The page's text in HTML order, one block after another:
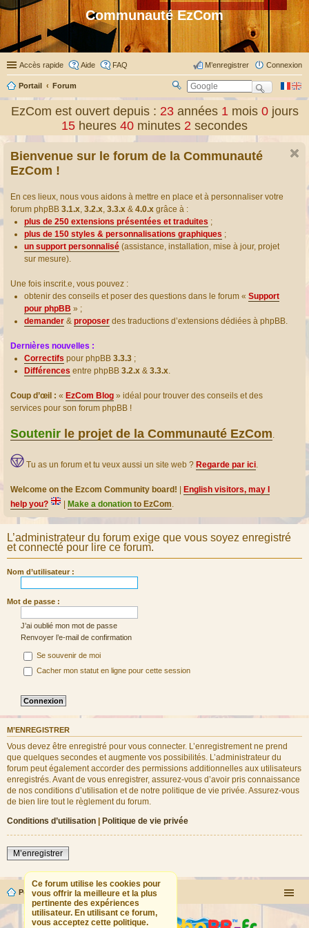
Communauté EzCom
Accès rapide Aide FAQ Connexion
M’enregistrer
Portail Forum
er
EzCom est ouvert depuis : 23 années1 mois0 jours
15 heures 40 minutes 2 secondes
Bienvenue sur le forum de la Communauté
EzCom !
En ces lieux, nous vous aidons à mettre en place et à personnaliser votre
forum phpBB 3.1.x, 3.2.x, 3.3.x & 4.0.x grâce à :
plus de 250 extensions présentées et traduites ;
plus de 150 styles & personnalisations graphiques ;
un support personnalisé (assistance, installation, mise à jour, projet
sur mesure).
Une fois inscrit.e, vous pouvez :
obtenir des conseils et poser des questions dans le forum « Support
pour phpBB » ;
demander & proposer des traductions d’extensions dédiées à phpBB.
Dernières nouvelles :
Correctifs pour phpBB 3.3.3 ;
Différences entre phpBB 3.2.x & 3.3.x.
Coup d’œil : « EzCom Blog » idéal pour trouver des conseils et des
services pour son forum phpBB !
Soutenir le projet de la Communauté EzCom.
Tu as un forum et tu veux aussi un site web ? Regarde par ici.
Welcome on the Ezcom Community board!
English visitors, may I
help you?
Make a donation to EzCom.
L’administrateur du forum exige que vous soyez enregistré
et connecté pour lire ce forum.
Nom d’utilisateur :
Mot de passe :
J’ai oublié mon mot de passe
Renvoyer l’e-mail de confirmation
Se souvenir de moi
Cacher mon statut en ligne pour cette session
M’ENREGISTRER
Vous devez être enregistré pour vous connecter. L’enregistrement ne prend
que quelques secondes et augmente vos possibilités. L’administrateur du
forum peut également accorder des permissions additionnelles aux utilisateurs
enregistrés. Avant de vous enregistrer, assurez-vous d’avoir pris connaissance
de nos conditions d’utilisation et de notre politique de vie privée. Assurez-vous
de bien lire tout le règlement du forum.
Conditions d’utilisation | Politique de vie privée
M’enregistrer
Ce forum utilise les cookies pour
vous offrir la meilleure et la plus
pertinente des expériences
utilisateur. En utilisant ce forum,
vous acceptez cette politique.
Portail Forum